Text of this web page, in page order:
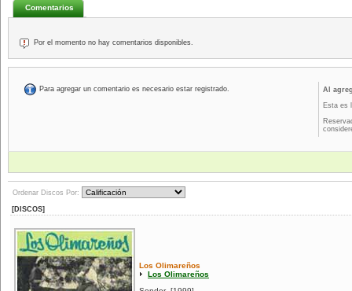
Comentarios
Por el momento no hay comentarios disponibles.
Para agregar un comentario es necesario estar registrado.
Al
Esta es
Ordenar Discos Por:
[DISCOS]
Los Olimareños
Los Olimareños